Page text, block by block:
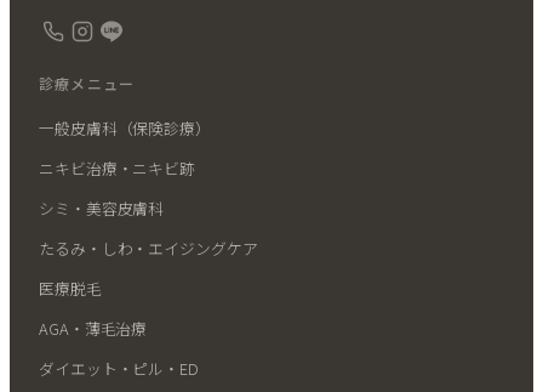
診療メニュー
一般皮膚科（保険診療）
ニキビ治療・ニキビ跡
シミ・美容皮膚科
たるみ・しわ・エイジングケア
医療脱毛
AGA・薄毛治療
ダイエット・ピル・ED